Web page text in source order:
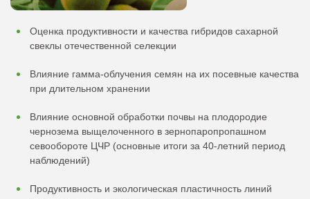
Оценка продуктивности и качества гибридов сахарной
свеклы отечественной селекции
Влияние гамма-облучения семян на их посевные качества
при длительном хранении
Влияние основной обработки почвы на плодородие
чернозема выщелоченного в зернопаропропашном
севообороте ЦЧР (основные итоги за 40-летний период
наблюдений)
Продуктивность и экологическая пластичность линий